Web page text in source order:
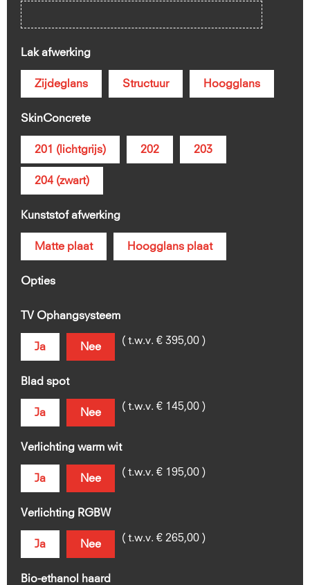
Lak afwerking
Zijdeglans Structuur Hoogglans
SkinConcrete
201 (lichtgrijs) 202 203
204 (zwart)
Kunststof afwerking
Matte plaat Hoogglans plaat
Opties
TV Ophangsysteem
Ja Nee
( t.w.v. € 395,00 )
Blad spot
Ja Nee
( t.w.v. € 145,00 )
Verlichting warm wit
Ja Nee
( t.w.v. € 195,00 )
Verlichting RGBW
Ja Nee
( t.w.v. € 265,00 )
Bio-ethanol haard